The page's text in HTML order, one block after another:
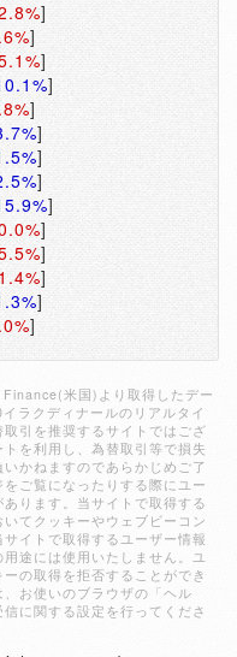
]
]
]
]
]
]
]
]
]
]
]
]
]
]
米国)より取得したデー
ラクディナールのリアルタイ
引を推奨するサイトではござ
を利用し、為替取引等で損失
かねますのであらかじめご了
ご覧になったりする際にユー
ります。当サイトで取得する
てクッキーやウェブビーコン
イトで取得するユーザー情報
途には使用いたしません。ユ
の取得を拒否することができ
お使いのブラウザの「ヘル
に関する設定を行ってくださ